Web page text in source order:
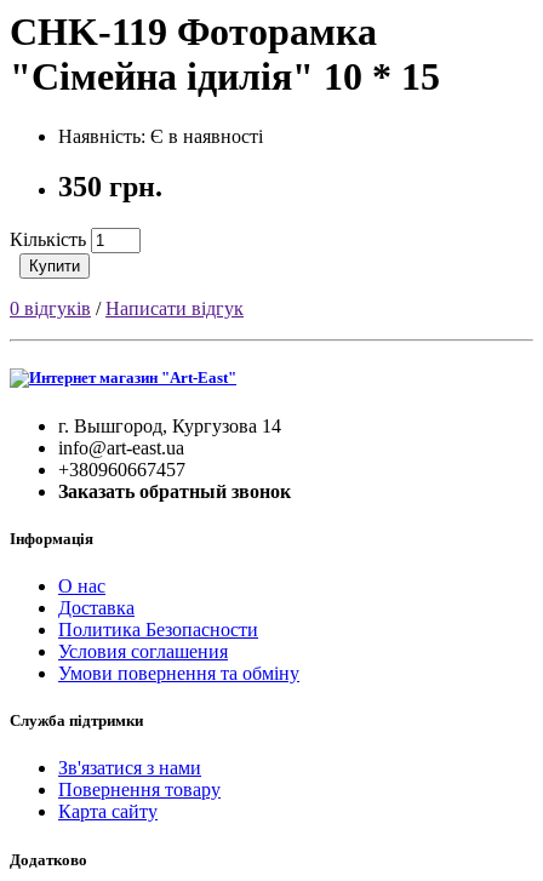
CHK-119 Фоторамка
"Сімейна ідилія" 10 * 15
Наявність: Є в наявності
350 грн.
Кількість
Купити
0 відгуків /Написати відгук
г. Вышгород, Кургузова 14
info@art-east.ua
+380960667457
Заказать обратный звонок
Інформація
О нас
Доставка
Политика Безопасности
Условия соглашения
Умови повернення та обміну
Служба підтримки
Зв'язатися з нами
Повернення товару
Карта сайту
Додатково